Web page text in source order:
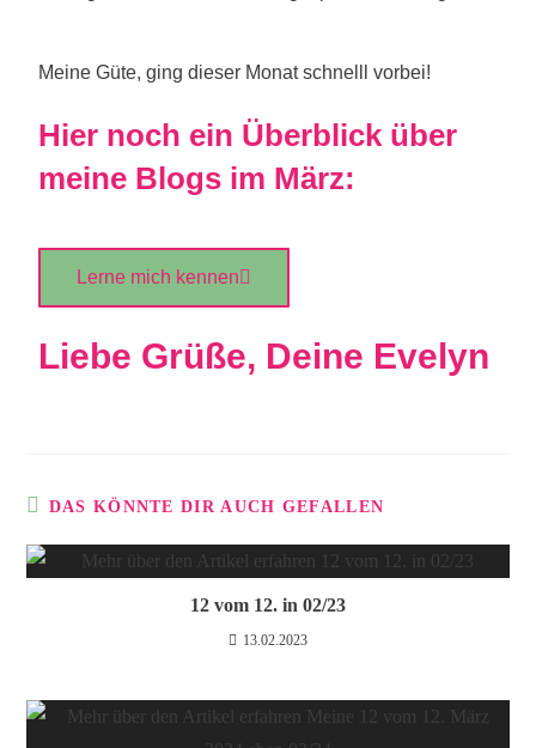
Meine Güte, ging dieser Monat schnelll vorbei!
Hier noch ein Überblick über
meine Blogs im März:
Lerne mich kennen
Liebe Grüße, Deine Evelyn
DAS KÖNNTE DIR AUCH GEFALLEN
12 vom 12. in 02/23
13.02.2023